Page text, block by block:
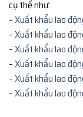
cụ thể như:
–Xuất khẩu lao
–Xuất khẩu lao
–Xuất khẩu lao
–Xuất khẩu lao
–Xuất khẩu lao
–Xuất khẩu lao